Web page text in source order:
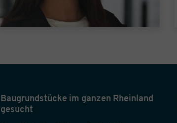
Baugrundstücke im ganzen Rheinland
gesucht